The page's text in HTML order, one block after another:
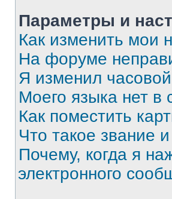
Параметры и
Как изменить мои
На форуме
Я изменил
Моего языка нет в
Как поместить
Что такое звание
Почему, когда я
электронного